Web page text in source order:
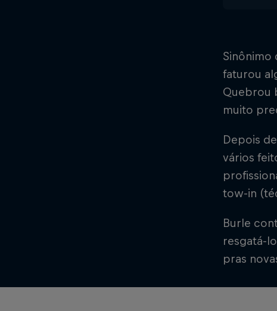
Sinônimo
faturou
Quebrou
muito
Depois
vários
tow-in
Burle
resgatá-
pras